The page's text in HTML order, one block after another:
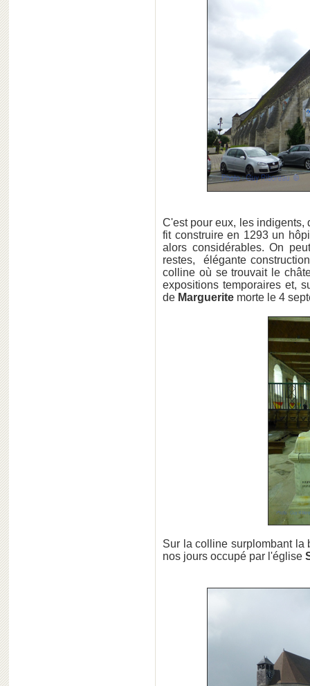
C'est pour eux, les indigents,
fit construire en 1293 un
alors considérables. On
restes, élégante
colline où se trouvait le
expositions temporaires et,
de Marguerite morte le 4
Sur la colline surplombant la
nos jours occupé par l'église